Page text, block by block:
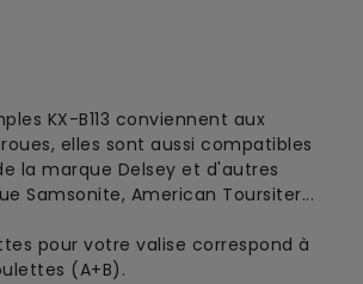
KX-B113 conviennent aux
elles sont aussi compatibles
la marque Delsey et d'autres
Samsonite, American Toursiter...
pour votre valise correspond à
(A+B).